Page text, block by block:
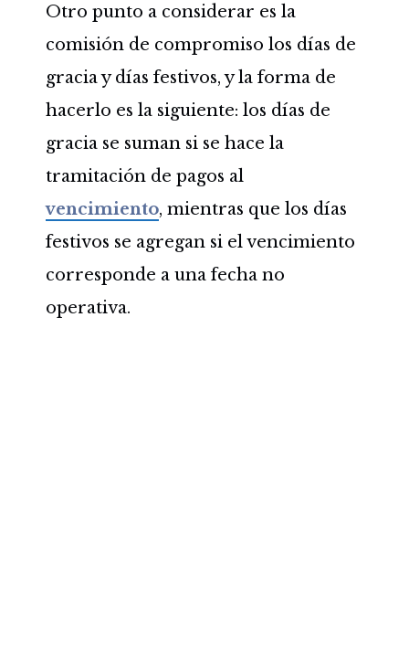
Otro punto a considerar es la
comisión de compromiso los días de
gracia y días festivos, y la forma de
hacerlo es la siguiente: los días de
gracia se suman si se hace la
tramitación de pagos al
vencimiento, mientras que los días
festivos se agregan si el vencimiento
corresponde a una fecha no
operativa.